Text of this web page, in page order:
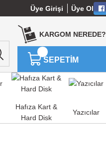
Üye Girişi Üye Ol
KARGOM NEREDE?
SEPETİM
Hafıza Kart &
Hard Disk
Yazıcılar